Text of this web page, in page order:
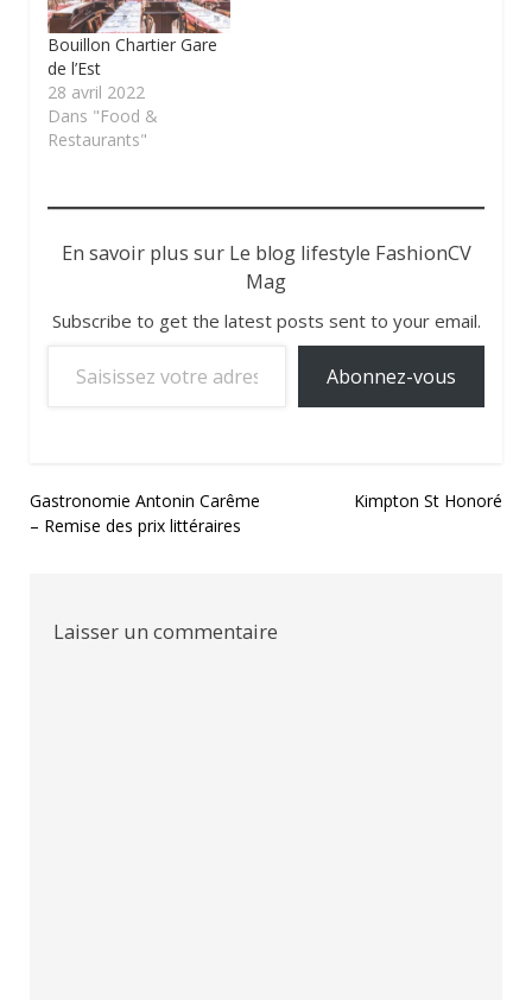
Bouillon Chartier Gare
de l’Est
28 avril 2022
Dans "Food &
Restaurants"
En savoir plus sur Le blog lifestyle FashionCV
Mag
Subscribe to get the latest posts sent to your email.
Abonnez-vous
Navigation
de
Gastronomie Antonin Carême
– Remise des prix littéraires
Kimpton St Honoré
Laisser un commentaire